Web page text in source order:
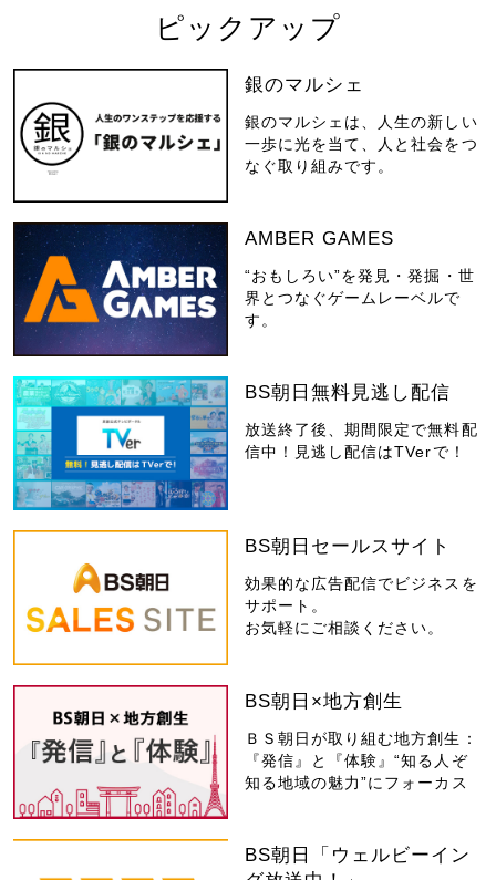
ピックアップ
銀のマルシェ
銀のマルシェは、人生の新しい
一歩に光を当て、人と社会をつ
なぐ取り組みです。
AMBER GAMES
“おもしろい”を発見・発掘・世
界とつなぐゲームレーベルで
す。
BS朝日無料見逃し配信
放送終了後、期間限定で無料配
信中！見逃し配信はTVerで！
BS朝日セールスサイト
効果的な広告配信でビジネスを
サポート。
お気軽にご相談ください。
BS朝日×地方創生
ＢＳ朝日が取り組む地方創生：
『発信』と『体験』“知る人ぞ
知る地域の魅力”にフォーカス
BS朝日「ウェルビーイン